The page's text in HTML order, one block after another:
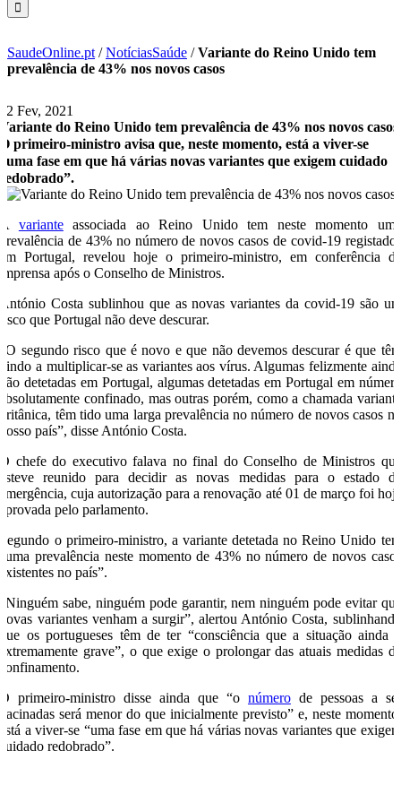
SaudeOnline.pt /NotíciasSaúde /Variante do Reino Unido tem
prevalência de 43% nos novos casos
12 Fev, 2021
Variante do Reino Unido tem prevalência de 43% nos novos casos
O primeiro-ministro avisa que, neste momento, está a viver-se
“uma fase em que há várias novas variantes que exigem cuidado
redobrado”.
A varianteassociada ao Reino Unido tem neste momento uma
prevalência de 43% no número de novos casos de covid-19 registados
em Portugal, revelou hoje o primeiro-ministro, em conferência de
imprensa após o Conselho de Ministros.
António Costa sublinhou que as novas variantes da covid-19 são um
risco que Portugal não deve descurar.
“O segundo risco que é novo e que não devemos descurar é que têm
vindo a multiplicar-se as variantes aos vírus. Algumas felizmente ainda
não detetadas em Portugal, algumas detetadas em Portugal em número
absolutamente confinado, mas outras porém, como a chamada variante
britânica, têm tido uma larga prevalência no número de novos casos no
nosso país”, disse António Costa.
O chefe do executivo falava no final do Conselho de Ministros que
esteve reunido para decidir as novas medidas para o estado de
emergência, cuja autorização para a renovação até 01 de março foi hoje
aprovada pelo parlamento.
Segundo o primeiro-ministro, a variante detetada no Reino Unido tem
“uma prevalência neste momento de 43% no número de novos casos
existentes no país”.
“Ninguém sabe, ninguém pode garantir, nem ninguém pode evitar que
novas variantes venham a surgir”, alertou António Costa, sublinhando
que os portugueses têm de ter “consciência que a situação ainda é
extremamente grave”, o que exige o prolongar das atuais medidas de
confinamento.
O primeiro-ministro disse ainda que “o númerode pessoas a ser
vacinadas será menor do que inicialmente previsto” e, neste momento,
está a viver-se “uma fase em que há várias novas variantes que exigem
cuidado redobrado”.